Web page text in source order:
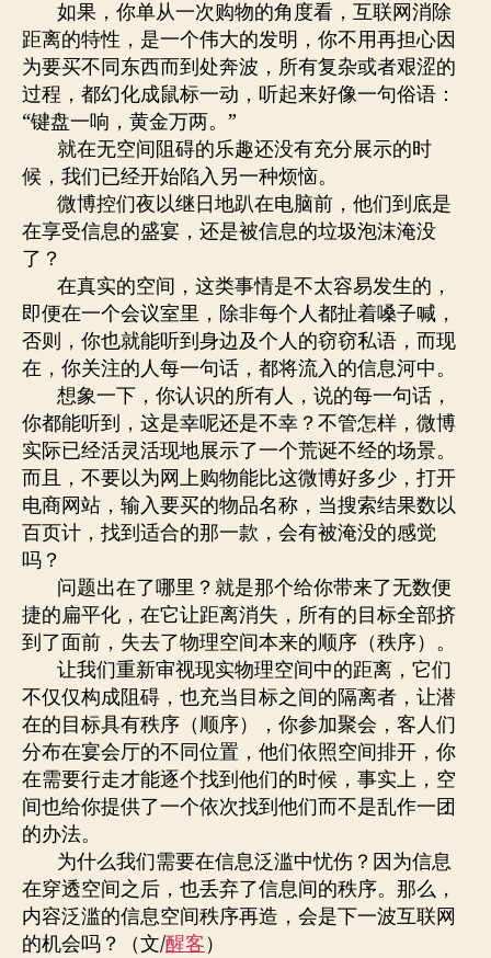
如果，你单从一次购物的角度看，互联网消除
距离的特性，是一个伟大的发明，你不用再担心因
为要买不同东西而到处奔波，所有复杂或者艰涩的
过程，都幻化成鼠标一动，听起来好像一句俗语：
“键盘一响，黄金万两。”
就在无空间阻碍的乐趣还没有充分展示的时
候，我们已经开始陷入另一种烦恼。
微博控们夜以继日地趴在电脑前，他们到底是
在享受信息的盛宴，还是被信息的垃圾泡沫淹没
了？
在真实的空间，这类事情是不太容易发生的，
即便在一个会议室里，除非每个人都扯着嗓子喊，
否则，你也就能听到身边及个人的窃窃私语，而现
在，你关注的人每一句话，都将流入的信息河中。
想象一下，你认识的所有人，说的每一句话，
你都能听到，这是幸呢还是不幸？不管怎样，微博
实际已经活灵活现地展示了一个荒诞不经的场景。
而且，不要以为网上购物能比这微博好多少，打开
电商网站，输入要买的物品名称，当搜索结果数以
百页计，找到适合的那一款，会有被淹没的感觉
吗？
问题出在了哪里？就是那个给你带来了无数便
捷的扁平化，在它让距离消失，所有的目标全部挤
到了面前，失去了物理空间本来的顺序（秩序）。
让我们重新审视现实物理空间中的距离，它们
不仅仅构成阻碍，也充当目标之间的隔离者，让潜
在的目标具有秩序（顺序），你参加聚会，客人们
分布在宴会厅的不同位置，他们依照空间排开，你
在需要行走才能逐个找到他们的时候，事实上，空
间也给你提供了一个依次找到他们而不是乱作一团
的办法。
为什么我们需要在信息泛滥中忧伤？因为信息
在穿透空间之后，也丢弃了信息间的秩序。那么，
内容泛滥的信息空间秩序再造，会是下一波互联网
的机会吗？（文/醒客）